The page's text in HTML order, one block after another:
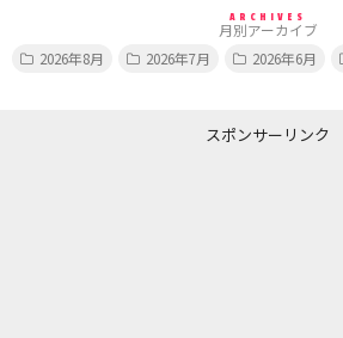
ARCHIVES
月別アーカイブ
2026年8月
2026年7月 2026年6月
スポンサーリンク